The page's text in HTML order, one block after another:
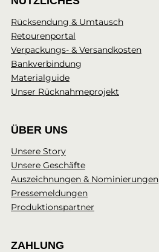
Rücksendung & Umtausch
Retourenportal
Verpackungs- & Versandkosten
Bankverbindung
Materialguide
Unser Rücknahmeprojekt
ÜBER UNS
Unsere Story
Unsere Geschäfte
Auszeichnungen & Nominierungen
Pressemeldungen
Produktionspartner
ZAHLUNG